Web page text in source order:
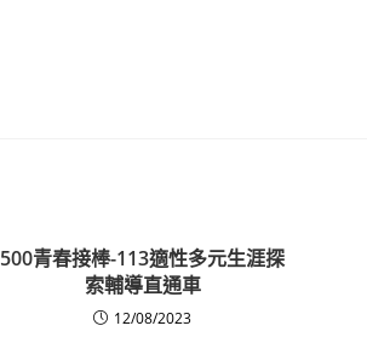
500青春接棒-113適性多元生涯探
索輔導直通車
12/08/2023